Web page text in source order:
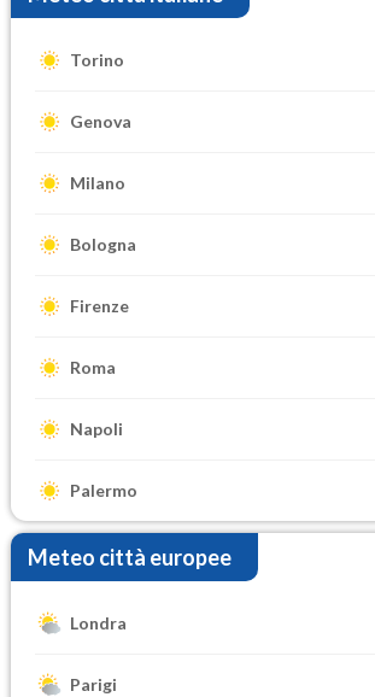
Torino
Genova
Milano
Bologna
Firenze
Roma
Napoli
Palermo
Meteo città europee
Londra
Parigi